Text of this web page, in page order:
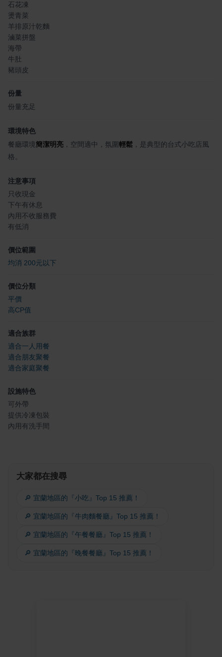
石花凍
燙青菜
羊排原汁乾麵
滷菜拼盤
海帶
牛肚
豬頭皮
份量
份量充足
環境特色
餐廳環境簡潔明亮 ，空間適中，氛圍輕鬆 ，是典型的台式小吃店風
格。
注意事項
只收現金
下午有休息
內用不收服務費
有低消
價位範圍
均消 200元以下
價位分類
平價
高CP值
適合族群
適合一人用餐
適合朋友聚餐
適合家庭聚餐
設施特色
可外帶
提供冷凍包裝
內用有洗手間
大家都在搜尋
🔎 宜蘭地區的『小吃』Top 15 推薦！
🔎 宜蘭地區的『牛肉麵餐廳』Top 15 推薦！
🔎 宜蘭地區的『午餐餐廳』Top 15 推薦！
🔎 宜蘭地區的『晚餐餐廳』Top 15 推薦！